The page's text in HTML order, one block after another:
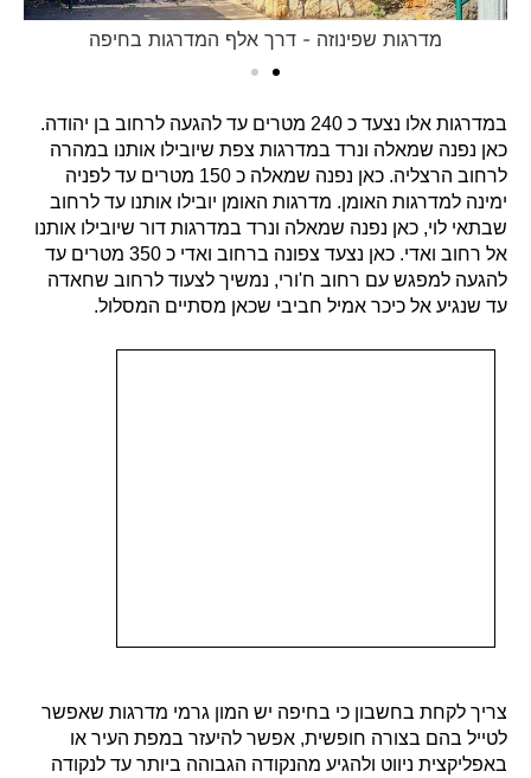
מדרגות שפינוזה - דרך אלף המדרגות בחיפה
במדרגות אלו נצעד כ 240 מטרים עד להגעה לרחוב בן יהודה.
כאן נפנה שמאלה ונרד במדרגות צפת שיובילו אותנו במהרה
לרחוב הרצליה. כאן נפנה שמאלה כ 150 מטרים עד לפניה
ימינה למדרגות האומן. מדרגות האומן יובילו אותנו עד לרחוב
שבתאי לוי, כאן נפנה שמאלה ונרד במדרגות דור שיובילו אותנו
אל רחוב ואדי. כאן נצעד צפונה ברחוב ואדי כ 350 מטרים עד
להגעה למפגש עם רחוב ח'ורי, נמשיך לצעוד לרחוב שחאדה
עד שנגיע אל כיכר אמיל חביבי שכאן מסתיים המסלול.
צריך לקחת בחשבון כי בחיפה יש המון גרמי מדרגות שאפשר
לטייל בהם בצורה חופשית, אפשר להיעזר במפת העיר או
באפליקצית ניווט ולהגיע מהנקודה הגבוהה ביותר עד לנקודה